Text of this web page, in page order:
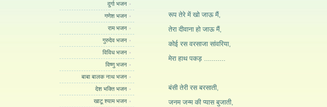
दुर्गा भजन
गणेश भजन
राम भजन
गुरुदेव भजन
विविध भजन
विष्णु भजन
बाबा बालक नाथ भजन
देश भक्ति भजन
खाटू श्याम भजन
रूप तेरे में खो जाऊ मैं,
तेरा दीवाना हो जाऊ मैं,
कोई रस वरसाजा सांवरिया,
मेरा हाथ पकड़ ...........
बंसी तेरी रस बरसाती,
जनम जन्म की प्यास बुजाती,